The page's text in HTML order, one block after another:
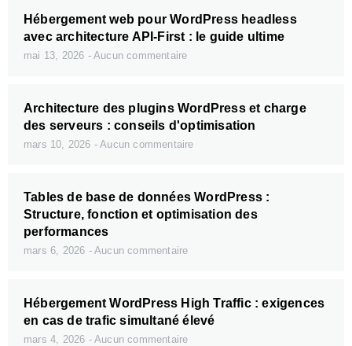
Hébergement web pour WordPress headless
avec architecture API-First : le guide ultime
mai 13, 2026 Aucun commentaire
Architecture des plugins WordPress et charge
des serveurs : conseils d'optimisation
mars 10, 2026 Aucun commentaire
Tables de base de données WordPress :
Structure, fonction et optimisation des
performances
mars 6, 2026 Aucun commentaire
Hébergement WordPress High Traffic : exigences
en cas de trafic simultané élevé
mars 4, 2026 Aucun commentaire